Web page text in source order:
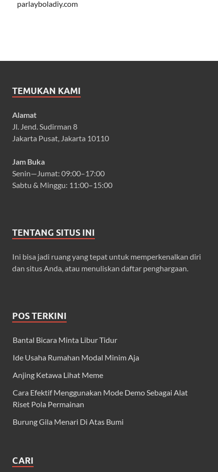
parlayboladiy.com
TEMUKAN KAMI
Alamat
Jl. Jend. Sudirman 8
Jakarta Pusat, Jakarta 10110
Jam Buka
Senin—Jumat: 09:00–17:00
Sabtu & Minggu: 11:00–15:00
TENTANG SITUS INI
Ini bisa jadi ruang yang tepat untuk memperkenalkan diri
dan situs Anda, atau menuliskan daftar penghargaan.
POS TERKINI
Bantal Bicara Minta Libur Tidur
Ide Usaha Rumahan Modal Minim Aja
Anjing Ketawa Lihat Meme
Cara Efektif Menggunakan Mode Demo Sebagai Alat
Riset Pola Permainan
Burung Gila Menari Di Atas Bumi
CARI